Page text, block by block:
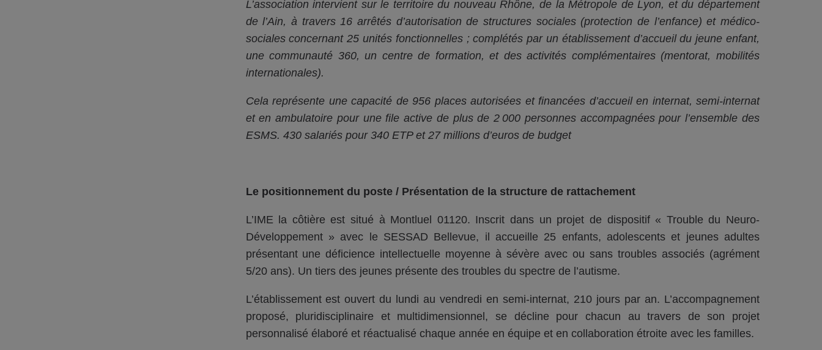
L’association intervient sur le territoire du nouveau Rhône, de la Métropole de Lyon, et du département
de l’Ain, à travers 16 arrêtés d’autorisation de structures sociales (protection de l’enfance) et médico-
sociales concernant 25 unités fonctionnelles ; complétés par un établissement d’accueil du jeune enfant,
une communauté 360, un centre de formation, et des activités complémentaires (mentorat, mobilités
internationales).
Cela représente une capacité de 956 places autorisées et financées d’accueil en internat, semi-internat
et en ambulatoire pour une file active de plus de 2 000 personnes accompagnées pour l’ensemble des
ESMS. 430 salariés pour 340 ETP et 27 millions d’euros de budget
Le positionnement du poste / Présentation de la structure de rattachement
L’IME la côtière est situé à Montluel 01120. Inscrit dans un projet de dispositif « Trouble du Neuro-
Développement » avec le SESSAD Bellevue, il accueille 25 enfants, adolescents et jeunes adultes
présentant une déficience intellectuelle moyenne à sévère avec ou sans troubles associés (agrément
5/20 ans). Un tiers des jeunes présente des troubles du spectre de l’autisme.
L’établissement est ouvert du lundi au vendredi en semi-internat, 210 jours par an. L’accompagnement
proposé, pluridisciplinaire et multidimensionnel, se décline pour chacun au travers de son projet
personnalisé élaboré et réactualisé chaque année en équipe et en collaboration étroite avec les familles.